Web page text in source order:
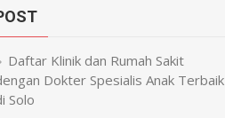
Daftar Klinik dan Rumah Sakit
Dokter Spesialis Anak Terbaik
Solo